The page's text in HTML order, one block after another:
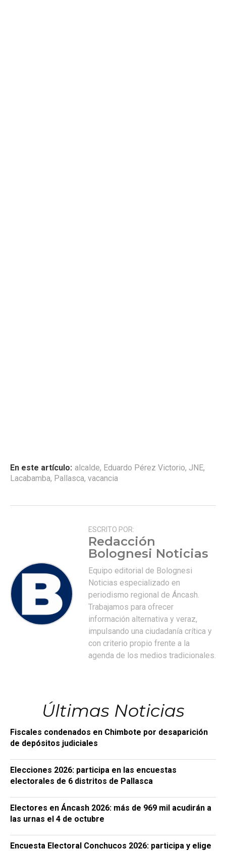
En este artículo: alcalde, Eduardo Pérez Victorio, JNE,
Lacabamba, Pallasca, vacancia
ESCRITO POR:
Redacción
Bolognesi Noticias
Equipo editorial de Bolognesi
Noticias especializado en
periodismo regional de Áncash.
Trabajamos para ofrecer
información alternativa y veraz,
impulsando una ciudadanía crítica y
con criterio propio frente a la
agenda de los medios tradicionales.
Últimas Noticias
Fiscales condenados en Chimbote por desaparición
de depósitos judiciales
Elecciones 2026: participa en las encuestas
electorales de 6 distritos de Pallasca
Electores en Áncash 2026: más de 969 mil acudirán a
las urnas el 4 de octubre
Encuesta Electoral Conchucos 2026: participa y elige